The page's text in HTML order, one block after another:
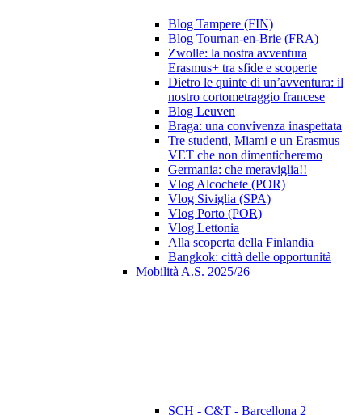
Blog Tampere (FIN)
Blog Tournan-en-Brie (FRA)
Zwolle: la nostra avventura
Erasmus+ tra sfide e scoperte
Dietro le quinte di un’avventura: il
nostro cortometraggio francese
Blog Leuven
Braga: una convivenza inaspettata
Tre studenti, Miami e un Erasmus
VET che non dimenticheremo
Germania: che meraviglia!!
Vlog Alcochete (POR)
Vlog Siviglia (SPA)
Vlog Porto (POR)
Vlog Lettonia
Alla scoperta della Finlandia
Bangkok: città delle opportunità
Mobilità A.S. 2025/26
SCH - C&T - Barcellona 2